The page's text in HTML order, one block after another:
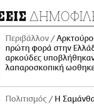
Περιβάλλον
πρώτη φορά στην
αρκούδες
λαπαροσκοπική
Πολιτισμός
Η